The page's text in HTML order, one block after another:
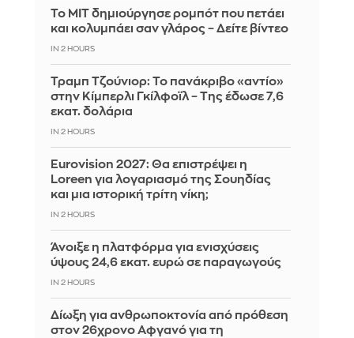
Το MIT δημιούργησε ρομπότ που πετάει
και κολυμπάει σαν γλάρος – Δείτε βίντεο
IN 2 HOURS
Τραμπ Τζούνιορ: Το πανάκριβο «αντίο»
στην Κίμπερλι Γκίλφοϊλ – Της έδωσε 7,6
εκατ. δολάρια
IN 2 HOURS
Eurovision 2027: Θα επιστρέψει η
Loreen για λογαριασμό της Σουηδίας
και μια ιστορική τρίτη νίκη;
IN 2 HOURS
Άνοιξε η πλατφόρμα για ενισχύσεις
ύψους 24,6 εκατ. ευρώ σε παραγωγούς
IN 2 HOURS
Δίωξη για ανθρωποκτονία από πρόθεση
στον 26χρονο Αφγανό για τη